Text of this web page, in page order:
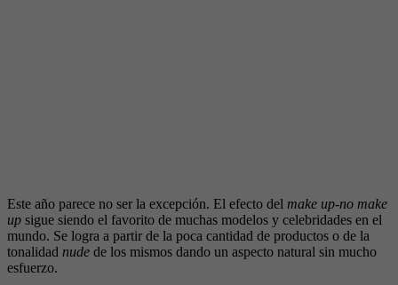
Este año parece no ser la excepción. El efecto del make up-no make
up sigue siendo el favorito de muchas modelos y celebridades en el
mundo. Se logra a partir de la poca cantidad de productos o de la
tonalidad nude de los mismos dando un aspecto natural sin mucho
esfuerzo.